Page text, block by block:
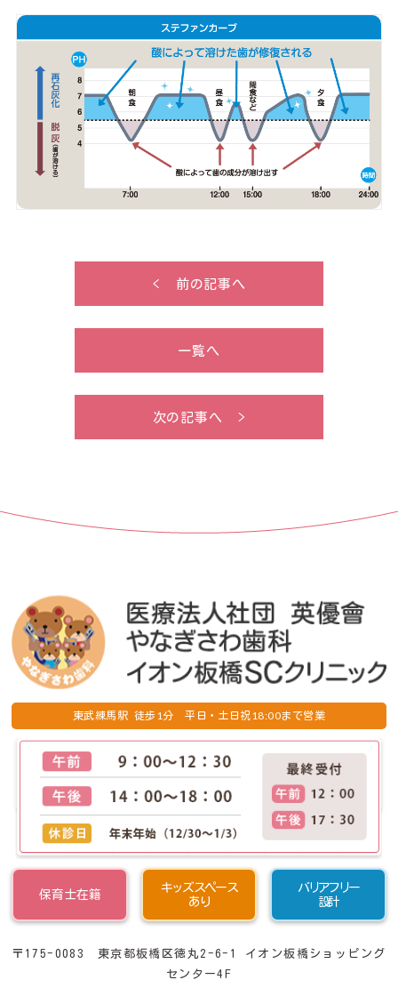
< 前の記事へ
一覧へ
次の記事へ >
東武練馬駅 徒歩 1分 平日・土日祝 18:00まで営業
保育士在籍
キッズスペース
あり
バリアフリー
設計
〒175-0083 東京都板橋区徳丸2-6-1 イオン板橋ショッピング
センター4F